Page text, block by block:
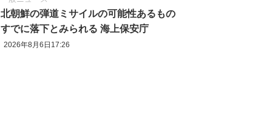
北朝鮮の弾道ミサイルの可能性あるもの
すでに落下とみられる 海上保安庁
2026年8月6日17:26